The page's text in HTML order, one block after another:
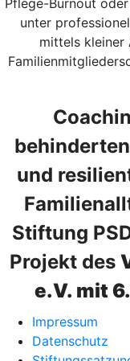
unter
mittels kleiner
und
Stiftung
Projekt des
e.V. mit
Impressum
Datenschutz